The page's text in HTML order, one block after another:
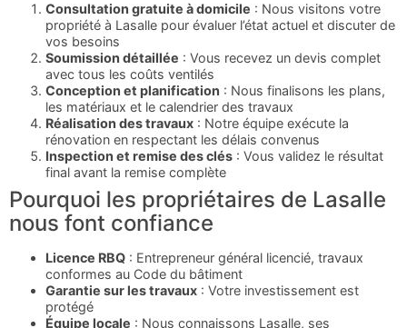
Consultation gratuite à domicile : Nous visitons votre
propriété à Lasalle pour évaluer l’état actuel et discuter de
vos besoins
Soumission détaillée : Vous recevez un devis complet
avec tous les coûts ventilés
Conception et planification : Nous finalisons les plans,
les matériaux et le calendrier des travaux
Réalisation des travaux : Notre équipe exécute la
rénovation en respectant les délais convenus
Inspection et remise des clés : Vous validez le résultat
final avant la remise complète
Pourquoi les propriétaires de Lasalle
nous font confiance
Licence RBQ : Entrepreneur général licencié, travaux
conformes au Code du bâtiment
Garantie sur les travaux : Votre investissement est
protégé
Équipe locale : Nous connaissons Lasalle, ses